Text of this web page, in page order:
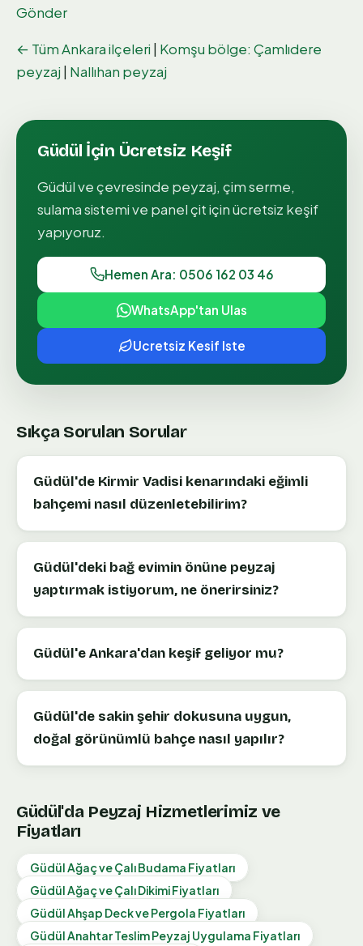
Gönder
← Tüm Ankara ilçeleri | Komşu bölge: Çamlıdere
peyzaj | Nallıhan peyzaj
Güdül İçin Ücretsiz Keşif
Güdülve çevresinde peyzaj, çim serme,
sulama sistemi ve panel çit için ücretsiz keşif
yapıyoruz.
Hemen Ara: 0506 162 03 46
WhatsApp'tan Ulas
Ucretsiz Kesif Iste
Sıkça Sorulan Sorular
Güdül'de Kirmir Vadisi kenarındaki eğimli
bahçemi nasıl düzenletebilirim?
Güdül'deki bağ evimin önüne peyzaj
yaptırmak istiyorum, ne önerirsiniz?
Güdül'e Ankara'dan keşif geliyor mu?
Güdül'de sakin şehir dokusuna uygun,
doğal görünümlü bahçe nasıl yapılır?
Güdül'da Peyzaj Hizmetlerimiz ve
Fiyatları
GüdülAğaç ve Çalı Budama Fiyatları
GüdülAğaç ve Çalı DikimiFiyatları
GüdülAhşap Deck ve Pergola Fiyatları
GüdülAnahtar Teslim Peyzaj Uygulama Fiyatları